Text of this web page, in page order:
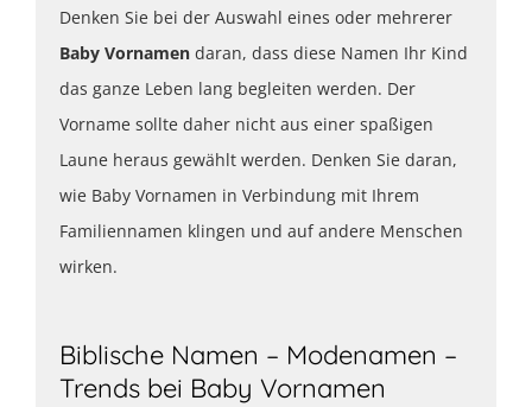
Denken Sie bei der Auswahl eines oder mehrerer
Baby Vornamen daran, dass diese Namen Ihr Kind
das ganze Leben lang begleiten werden. Der
Vorname sollte daher nicht aus einer spaßigen
Laune heraus gewählt werden. Denken Sie daran,
wie Baby Vornamen in Verbindung mit Ihrem
Familiennamen klingen und auf andere Menschen
wirken.
Biblische Namen – Modenamen –
Trends bei Baby Vornamen